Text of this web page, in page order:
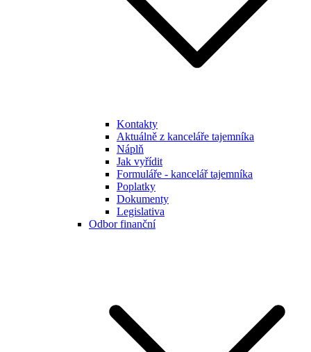
Kontakty
Aktuálně z kanceláře tajemníka
Náplň
Jak vyřídit
Formuláře - kancelář tajemníka
Poplatky
Dokumenty
Legislativa
Odbor finanční